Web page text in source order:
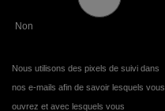
Non
Nous utilisons des pixels de suivi dans
nos e-mails afin de savoir lesquels vous
ouvrez et avec lesquels vous